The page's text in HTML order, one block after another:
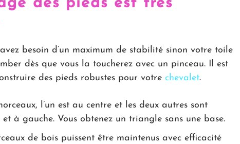
des pieds est très
besoin d’un maximum de stabilité sinon votre toile
dès que vous la toucherez avec un pinceau. Il est
des pieds robustes pour votre chevalet.
l’un est au centre et les deux autres sont
à gauche. Vous obtenez un triangle sans une base.
de bois puissent être maintenus avec efficacité